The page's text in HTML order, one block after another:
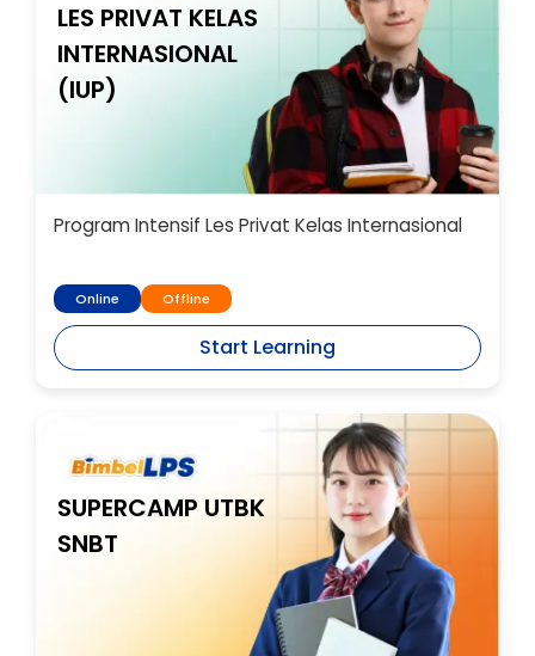
LES PRIVAT KELAS
INTERNASIONAL
(IUP)
Program Intensif Les Privat Kelas Internasional
Online Offline
Start Learning
SUPERCAMP UTBK
SNBT